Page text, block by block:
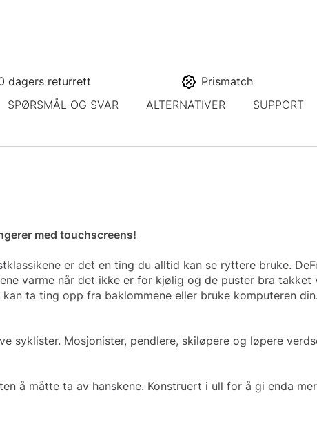
dagers returrett
Prismatch
SPØRSMÅL OG SVAR ALTERNATIVER SUPPORT
med touchscreens!
er det en ting du alltid kan se ryttere bruke.
varme når det ikke er for kjølig og de puster bra
ta ting opp fra baklommene eller bruke komputeren
syklister. Mosjonister, pendlere, skiløpere og løpere
å måtte ta av hanskene. Konstruert i ull for å gi enda